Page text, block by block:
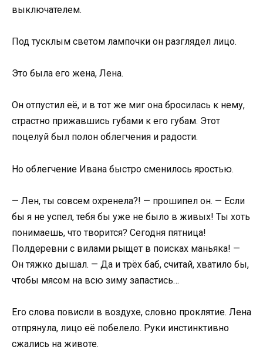
выключателем.
Под тусклым светом лампочки он разглядел лицо.
Это была его жена, Лена.
Он отпустил её, и в тот же миг она бросилась к нему,
страстно прижавшись губами к его губам. Этот
поцелуй был полон облегчения и радости.
Но облегчение Ивана быстро сменилось яростью.
— Лен, ты совсем охренела?! — прошипел он. — Если
бы я не успел, тебя бы уже не было в живых! Ты хоть
понимаешь, что творится? Сегодня пятница!
Полдеревни с вилами рыщет в поисках маньяка! —
Он тяжко дышал. — Да и трёх баб, считай, хватило бы,
чтобы мясом на всю зиму запастись…
Его слова повисли в воздухе, словно проклятие. Лена
отпрянула, лицо её побелело. Руки инстинктивно
сжались на животе.